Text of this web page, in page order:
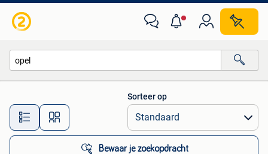
Alle afstanden…
Sorteer op
Bewaar je zoekopdracht